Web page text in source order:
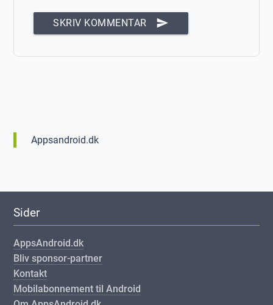
SKRIV KOMMENTAR send
Appsandroid.dk
Sider
AppsAndroid.dk
Bliv sponsor-partner
Kontakt
Mobilabonnement til Android